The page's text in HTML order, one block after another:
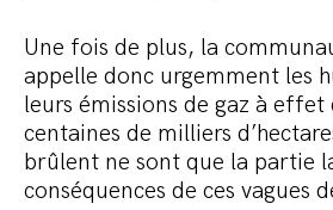
Une fois de plus, la
appelle donc urgemment les
leurs émissions de gaz à effet
centaines de milliers
brûlent ne sont que la partie
conséquences de ces vagues